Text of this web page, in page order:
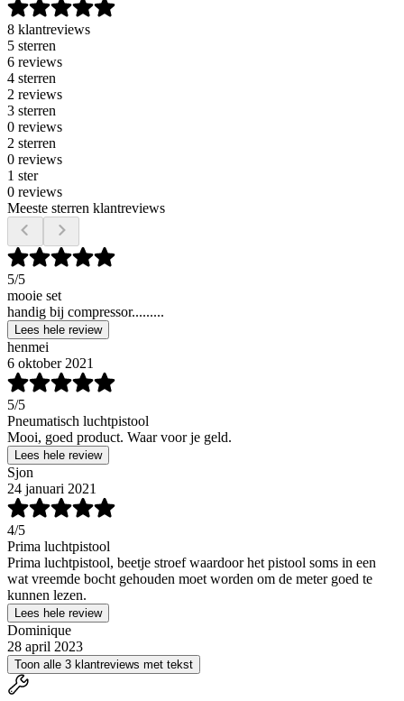
8 klantreviews
5 sterren
6 reviews
4 sterren
2 reviews
3 sterren
0 reviews
2 sterren
0 reviews
1 ster
0 reviews
Meeste sterren klantreviews
5/5
mooie set
handig bij compressor.........
Lees hele review
henmei
6 oktober 2021
5/5
Pneumatisch luchtpistool
Mooi, goed product. Waar voor je geld.
Lees hele review
Sjon
24 januari 2021
4/5
Prima luchtpistool
Prima luchtpistool, beetje stroef waardoor het pistool soms in een
wat vreemde bocht gehouden moet worden om de meter goed te
kunnen lezen.
Lees hele review
Dominique
28 april 2023
Toon alle 3 klantreviews met tekst